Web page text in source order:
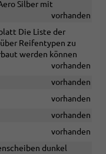
Silber mit
vorhanden
Die Liste der
Reifentypen zu
werden können
vorhanden
vorhanden
vorhanden
vorhanden
vorhanden
dunkel